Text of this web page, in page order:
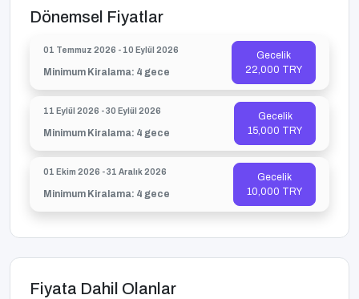
Dönemsel Fiyatlar
01 Temmuz 2026 - 10 Eylül 2026
Gecelik
22,000 TRY
Minimum Kiralama: 4 gece
11 Eylül 2026 - 30 Eylül 2026
Gecelik
15,000 TRY
Minimum Kiralama: 4 gece
01 Ekim 2026 - 31 Aralık 2026
Gecelik
10,000 TRY
Minimum Kiralama: 4 gece
Fiyata Dahil Olanlar